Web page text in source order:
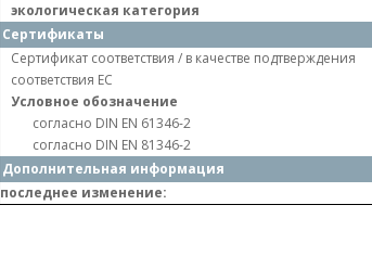
экологическая категория
Сертификаты
Сертификат соответствия / в качестве подтверждения
соответствия ЕС
Условное обозначение
согласно DIN EN 61346-2
согласно DIN EN 81346-2
Дополнительная информация
последнее изменение: